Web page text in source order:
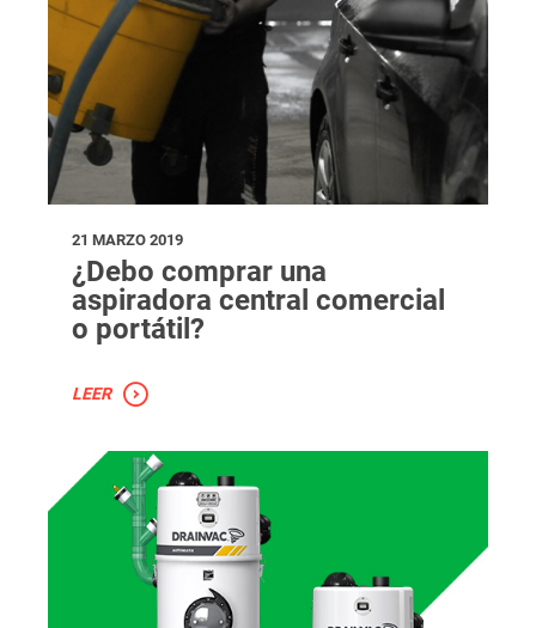
21 MARZO 2019
¿Debo comprar una
aspiradora central comercial
o portátil?
LEER